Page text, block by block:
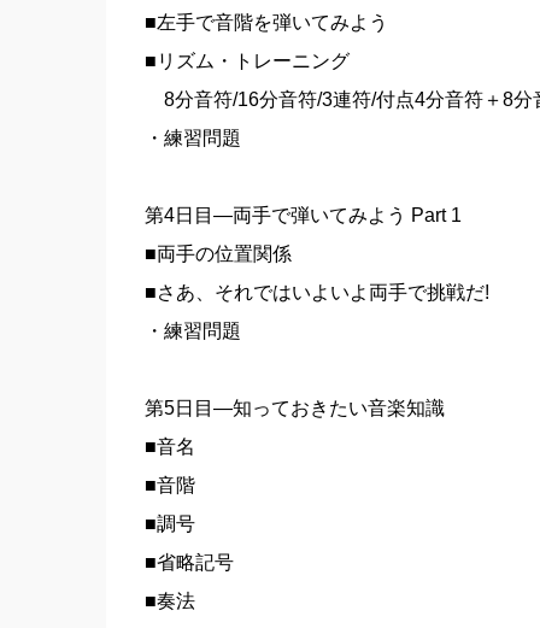
■左手で音階を弾いてみよう
■リズム・トレーニング
8分音符/16分音符/3連符/付点4分音符＋8分
・練習問題
第4日目―両手で弾いてみよう Part 1
■両手の位置関係
■さあ、それではいよいよ両手で挑戦だ!
・練習問題
第5日目―知っておきたい音楽知識
■音名
■音階
■調号
■省略記号
■奏法